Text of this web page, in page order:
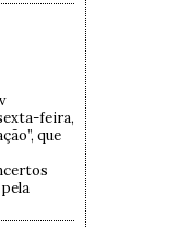
feira,
que